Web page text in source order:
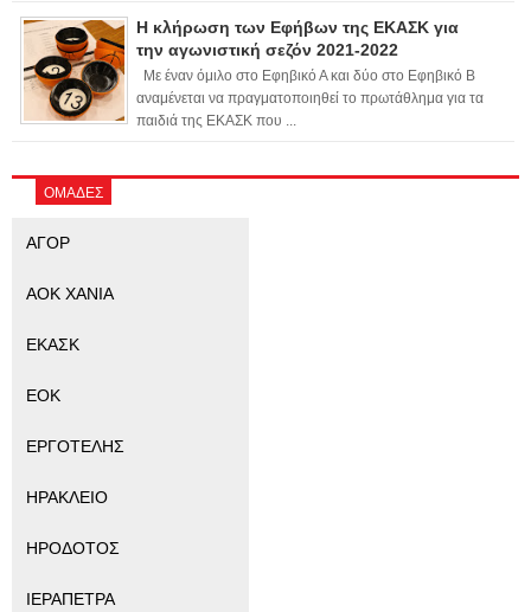
Η κλήρωση των Εφήβων της ΕΚΑΣΚ για
την αγωνιστική σεζόν 2021-2022
Με έναν όμιλο στο Εφηβικό Α και δύο στο Εφηβικό Β
αναμένεται να πραγματοποιηθεί το πρωτάθλημα για τα
παιδιά της ΕΚΑΣΚ που ...
ΟΜΑΔΕΣ
ΑΓΟΡ
ΑΟΚ ΧΑΝΙΑ
ΕΚΑΣΚ
ΕΟΚ
ΕΡΓΟΤΕΛΗΣ
ΗΡΑΚΛΕΙΟ
ΗΡΟΔΟΤΟΣ
ΙΕΡΑΠΕΤΡΑ